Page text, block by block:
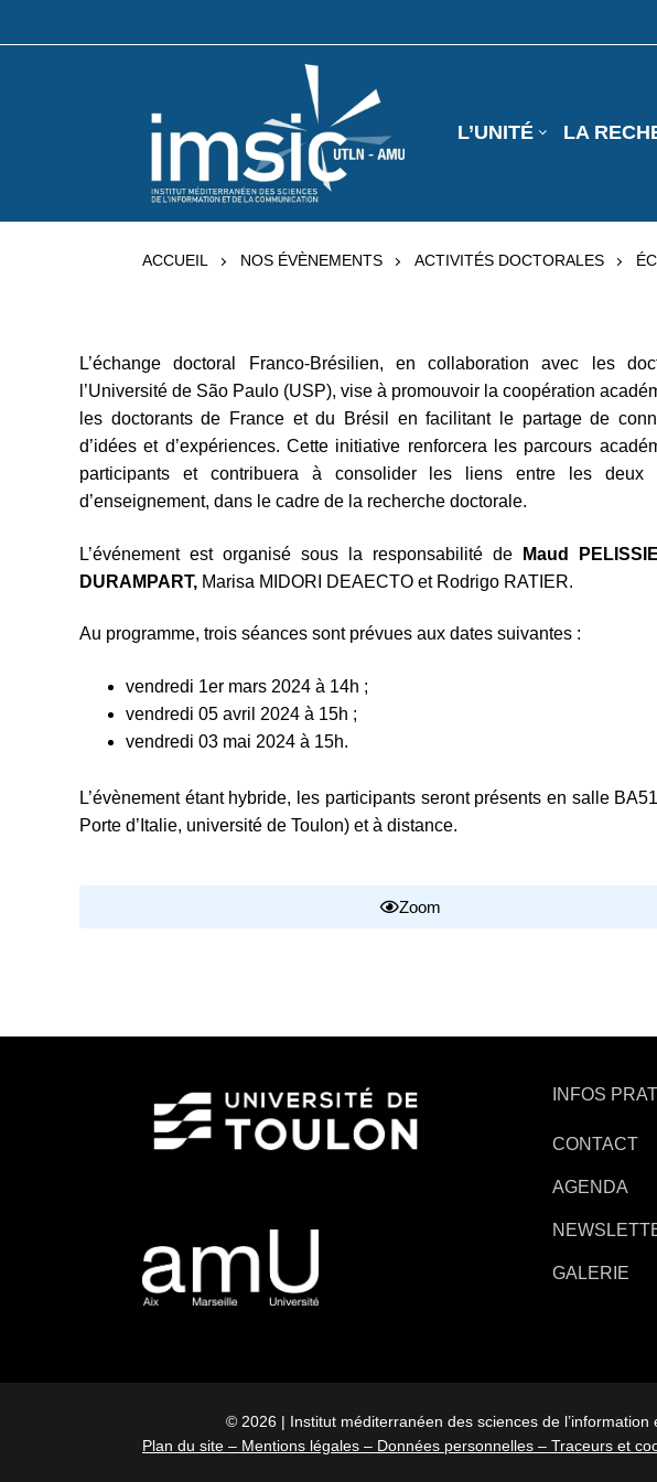
L’UNITÉ LA
ACCUEIL NOS ÉVÈNEMENTS ACTIVITÉS DOCTORALES
L’échange doctoral Franco-Brésilien, en collaboration avec les
l’Université de São Paulo (USP), vise à promouvoir la coopération
les doctorants de France et du Brésil en facilitant le partage de
d’idées et d’expériences. Cette initiative renforcera les parcours
participants et contribuera à consolider les liens entre les deux
d’enseignement, dans le cadre de la recherche doctorale.
L’événement est organisé sous la responsabilité de Maud
DURAMPART, Marisa MIDORI DEAECTO et Rodrigo RATIER.
Au programme, trois séances sont prévues aux dates suivantes :
vendredi 1er mars 2024 à 14h ;
vendredi 05 avril 2024 à 15h ;
vendredi 03 mai 2024 à 15h.
L’évènement étant hybride, les participants seront présents en salle
Porte d’Italie, université de Toulon) et à distance.
Zoom
INFOS
CONTACT
AGENDA
GALERIE
© 2026 | Institut méditerranéen des sciences de l’information
Plan du site – Mentions légales – Données personnelles – Traceurs et